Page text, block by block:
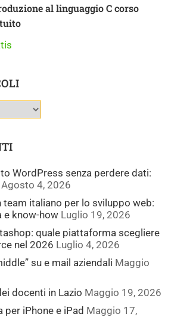
al linguaggio C corso
WordPress senza perdere dati:
Agosto 4, 2026
team italiano per lo sviluppo web:
e know-how Luglio 19, 2026
quale piattaforma scegliere
nel 2026 Luglio 4, 2026
su e mail aziendali Maggio
docenti in Lazio Maggio 19, 2026
per iPhone e iPad Maggio 17,